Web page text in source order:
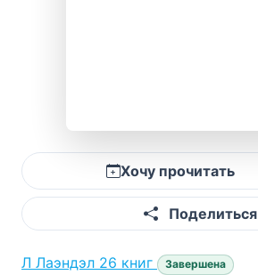
Хочу прочитать
Поделиться
Л Лаэндэл 26 книг Завершена